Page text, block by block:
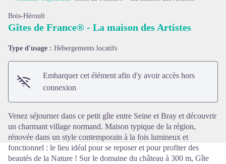
Voir l'image en plein écran
Bois-Héroult
Gîtes de France® - La maison des Artistes
Type d'usage : Hébergements locatifs
Embarquer cet élément afin d'y avoir accès hors
connexion
Venez séjourner dans ce petit gîte entre Seine et Bray et découvrir
un charmant village normand. Maison typique de la région,
rénovée dans un style contemporain à la fois lumineux et
fonctionnel : le lieu idéal pour se reposer et pour profiter des
beautés de la Nature ! Sur le domaine du château à 300 m, Gîte